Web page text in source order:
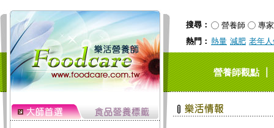
搜尋： 營養師
專家
熱門： 熱量 減肥 老年
營養師觀點｜
柚子